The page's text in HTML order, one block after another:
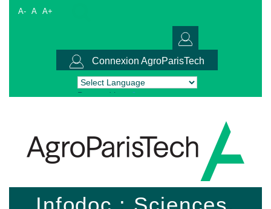
A- A A+
Connexion AgroParisTech
Powered by Translate